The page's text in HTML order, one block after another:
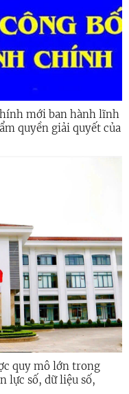
mới ban hành lĩnh
quyền giải quyết của
lực số, dữ liệu số,